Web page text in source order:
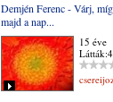
Demjén Ferenc - Várj,
majd a nap...
15 éve